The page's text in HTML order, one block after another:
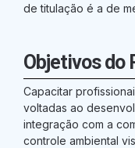
de titulação é a de
Objetivos do
Capacitar
voltadas ao
integração com a
controle ambiental